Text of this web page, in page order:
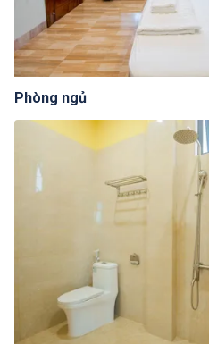
Phòng ngủ